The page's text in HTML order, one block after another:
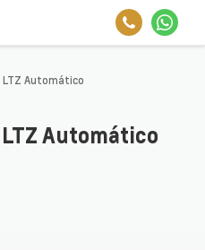
LTZ Automático
Automático